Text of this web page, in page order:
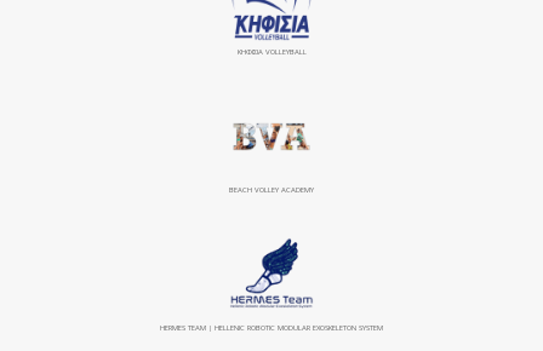
ΚΗΦΙΣΙΆ VOLLEYBALL
BEACH VOLLEY ACADEMY
HERMES TEAM | HELLENIC ROBOTIC MODULAR EXOSKELETON SYSTEM